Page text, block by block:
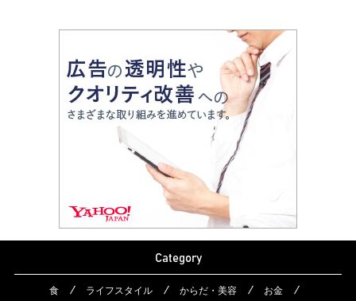
Category
食 ライフスタイル からだ・美容 お金